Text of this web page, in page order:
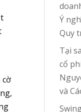
cờ
Ý
Quy
Tại
cổ
và